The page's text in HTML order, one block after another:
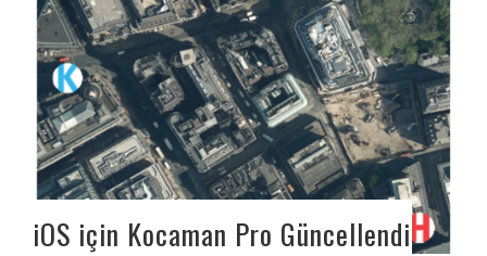
iOS için Kocaman Pro Güncellendi